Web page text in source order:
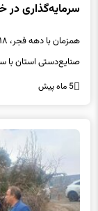
سرمایه‌گذاری در
صنایع‌دستی استان با سرمایه‌گذاری بیش
5 ماه پیش